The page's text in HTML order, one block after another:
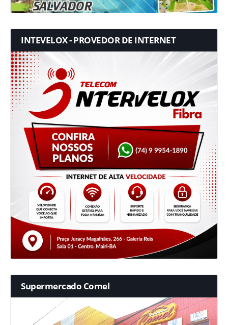
INTEVELOX - PROVEDOR DE INTERNET
Supermercado Comel